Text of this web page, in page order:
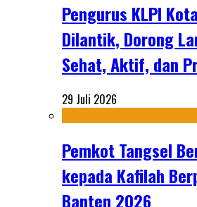
Pengurus KLPI
Dilantik, Dorong
Sehat, Aktif, dan
29 Juli 2026
Pemkot Tangsel
kepada Kafilah
Banten 2026